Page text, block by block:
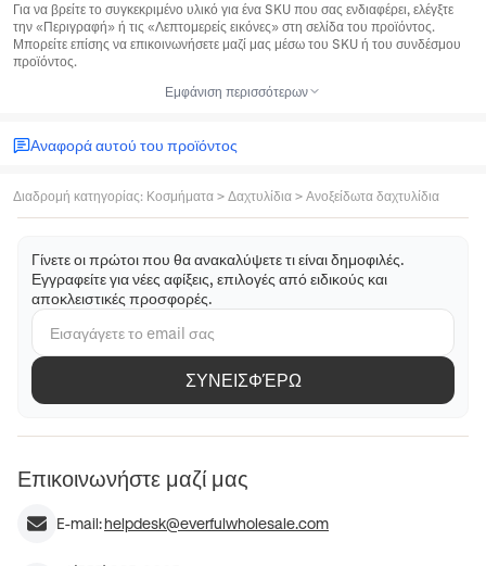
Για να βρείτε το συγκεκριμένο υλικό για ένα SKU που σας ενδιαφέρει, ελέγξτε
την «Περιγραφή» ή τις «Λεπτομερείς εικόνες» στη σελίδα του προϊόντος.
Μπορείτε επίσης να επικοινωνήσετε μαζί μας μέσω του SKU ή του συνδέσμου
προϊόντος.
Εμφάνιση περισσότερων
Αναφορά αυτού του προϊόντος
Διαδρομή κατηγορίας: Κοσμήματα > Δαχτυλίδια > Ανοξείδωτα δαχτυλίδια
Γίνετε οι πρώτοι που θα ανακαλύψετε τι είναι δημοφιλές.
Εγγραφείτε για νέες αφίξεις, επιλογές από ειδικούς και
αποκλειστικές προσφορές.
ΣΥΝΕΙΣΦΈΡΩ
Επικοινωνήστε μαζί μας
E-mail:helpdesk@everfulwholesale.com